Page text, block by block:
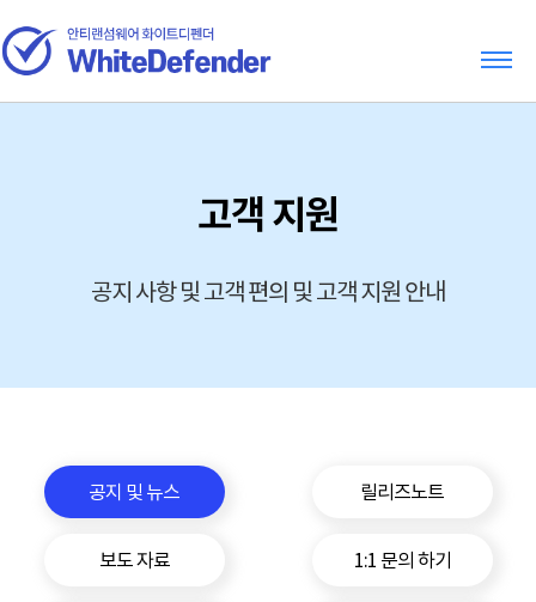
고객 지원
공지 사항 및 고객 편의 및 고객 지원 안내
공지 및 뉴스 릴리즈노트
보도 자료 1:1 문의 하기